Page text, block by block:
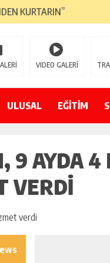
KURTARIN”
YENİ GÖZDESİ OLACAK”
DURMAYA DAVET
VIDEO GALERİ
ULUSAL EĞİTİM
AYDA 4
VERDI